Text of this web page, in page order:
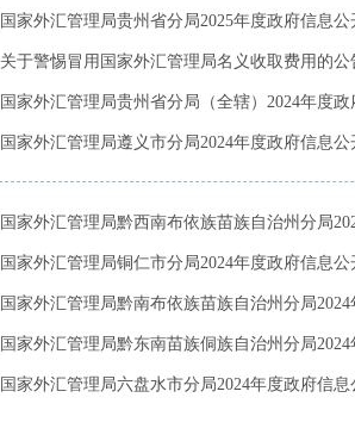
国家外汇管理局贵州省分局2025年度政府信息
关于警惕冒用国家外汇管理局名义收取费用的公
国家外汇管理局贵州省分局（全辖）2024年度
国家外汇管理局遵义市分局2024年度政府信息
国家外汇管理局黔西南布依族苗族自治州分局
国家外汇管理局铜仁市分局2024年度政府信息
国家外汇管理局黔南布依族苗族自治州分局
国家外汇管理局黔东南苗族侗族自治州分局
国家外汇管理局六盘水市分局2024年度政府信